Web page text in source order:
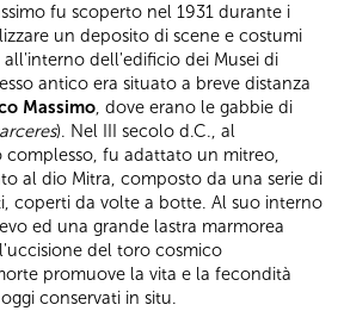
fu scoperto nel 1931 durante i
un deposito di scene e costumi
dell'edificio dei Musei di
antico era situato a breve distanza
Massimo, dove erano le gabbie di
). Nel III secolo d.C., al
complesso, fu adattato un mitreo,
al dio Mitra, composto da una serie di
coperti da volte a botte. Al suo interno
ed una grande lastra marmorea
del toro cosmico
promuove la vita e la fecondità
conservati in situ.